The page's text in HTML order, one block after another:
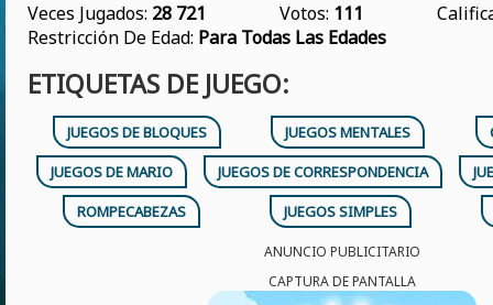
Veces Jugados: 28 721 Votos: 111
Restricción De Edad: Para Todas Las Edades
ETIQUETAS DE JUEGO:
JUEGOS DE BLOQUES JUEGOS MENTALES
JUEGOS DE MARIO
JUEGOS DE CORRESPONDENCIA
ROMPECABEZAS
JUEGOS SIMPLES
ANUNCIO PUBLICITARIO
CAPTURA DE PANTALLA